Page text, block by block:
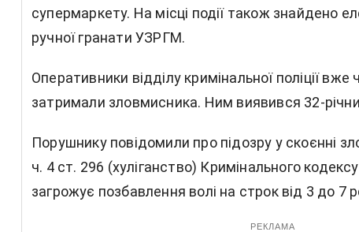
супермаркету. На місці події також знайдено
ручної гранати УЗРГМ.
Оперативники відділу кримінальної поліції вже
затримали зловмисника. Ним виявився 32-
Порушнику повідомили про підозру у скоєнні
ч. 4 ст. 296 (хуліганство) Кримінального
загрожує позбавлення волі на строк від 3 до 7
РЕКЛАМА